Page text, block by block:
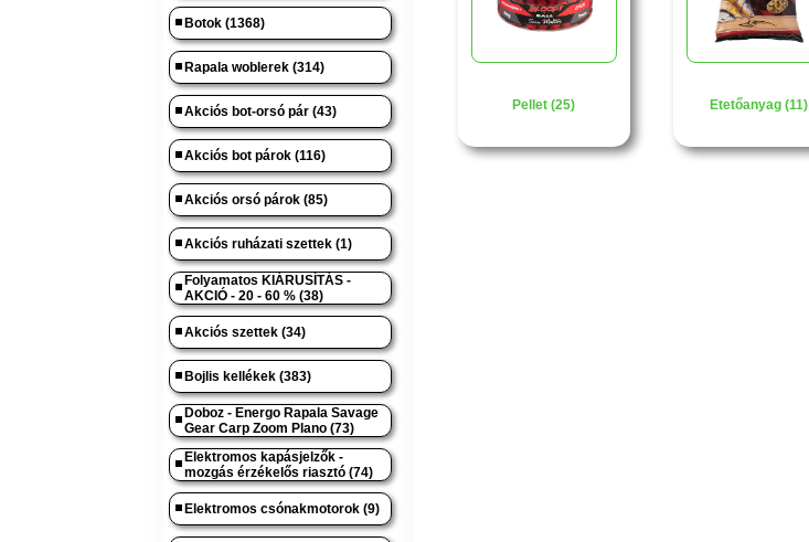
Botok (1368)
Rapala woblerek (314)
Akciós bot-orsó pár (43)
Akciós bot párok (116)
Akciós orsó párok (85)
Akciós ruházati szettek (1)
Folyamatos KIÁRUSÍTÁS -
AKCIÓ - 20 - 60 % (38)
Akciós szettek (34)
Bojlis kellékek (383)
Doboz - Energo Rapala Savage
Gear Carp Zoom Plano (73)
Elektromos kapásjelzők -
mozgás érzékelős riasztó (74)
Elektromos csónakmotorok (9)
Pellet (25) Etetőanyag (11)